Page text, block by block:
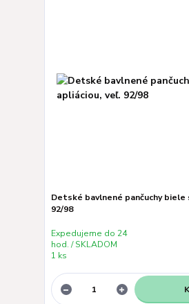
Detské bavlnené pančuchy biele
92/98
Expedujeme do 24
hod. / SKLADOM
1 ks